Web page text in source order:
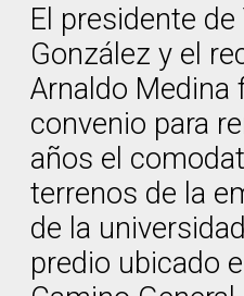
El presidente de
González y el
Arnaldo Medina
convenio para
años el
terrenos de la
de la
predio ubicado